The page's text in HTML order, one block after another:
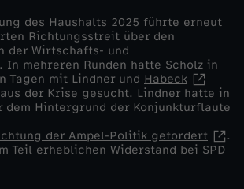
des Haushalts 2025 führte erneut
Richtungsstreit über den
der Wirtschafts- und
In mehreren Runden hatte Scholz in
Tagen mit Lindner und Habeck
der Krise gesucht. Lindner hatte in
dem Hintergrund der Konjunkturflaute
der Ampel-Politik gefordert
.
Teil erheblichen Widerstand bei SPD